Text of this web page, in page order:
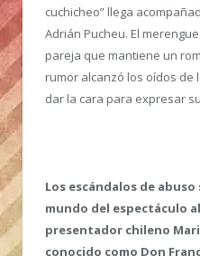
cuchicheo” llega
Adrián Pucheu. El
pareja que mantiene un
rumor alcanzó los oídos de
dar la cara para expresar
Los escándalos de
mundo del espectáculo
presentador chileno
conocido como Don